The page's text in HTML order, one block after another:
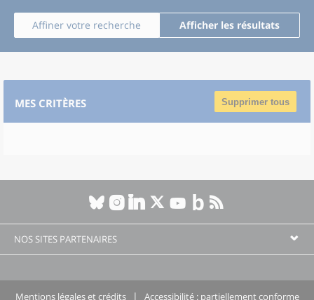
Affiner votre recherche Afficher les résultats
MES CRITÈRES Supprimer tous
NOS SITES PARTENAIRES
Mentions légales et crédits Accessibilité : partiellement conforme